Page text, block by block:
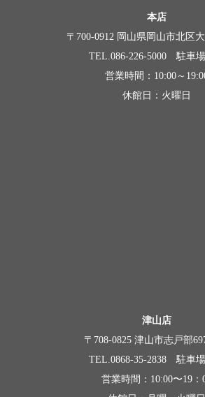
本店
〒700-0912 岡山県岡山市北区
TEL.086-226-5000 駐車
営業時間：10:00～
休館日：火曜日
津山店
〒708-0825 津山市志戸部
TEL.0868-35-2838 駐車
営業時間：10:00〜19：